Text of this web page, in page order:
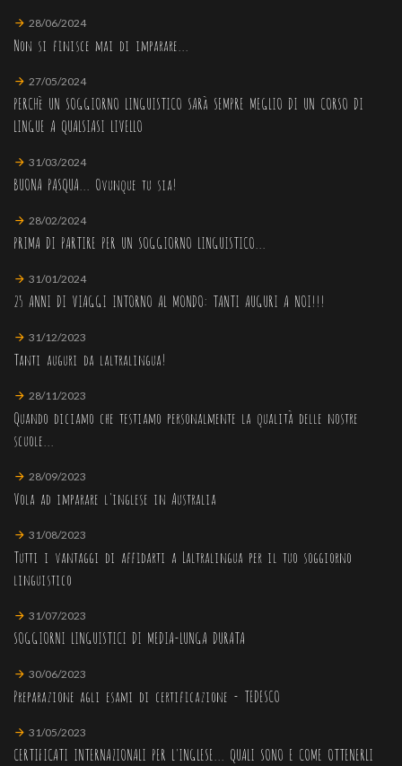
28/06/2024
Non si finisce mai di imparare...
27/05/2024
PERCHè UN SOGGIORNO LINGUISTICO SARà SEMPRE MEGLIO DI UN CORSO DI
LINGUE A QUALSIASI LIVELLO
31/03/2024
BUONA PASQUA... Ovunque tu sia!
28/02/2024
PRIMA DI PARTIRE PER UN SOGGIORNO LINGUISTICO...
31/01/2024
25 ANNI DI VIAGGI INTORNO AL MONDO: TANTI AUGURI A NOI!!!
31/12/2023
Tanti auguri da laltralingua!
28/11/2023
Quando diciamo che testiamo personalmente la qualità delle nostre
scuole...
28/09/2023
Vola ad imparare l'inglese in Australia
31/08/2023
Tutti i vantaggi di affidarti a Laltralingua per il tuo soggiorno
linguistico
31/07/2023
SOGGIORNI LINGUISTICI DI MEDIA-LUNGA DURATA
30/06/2023
Preparazione agli esami di certificazione - TEDESCO
31/05/2023
CERTIFICATI INTERNAZIONALI PER L'INGLESE... QUALI SONO E COME OTTENERLI